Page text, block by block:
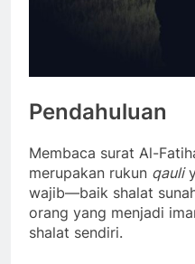
Pendahuluan
Membaca surat Al-
merupakan rukun qauli
wajib—baik shalat
orang yang menjadi
shalat sendiri.